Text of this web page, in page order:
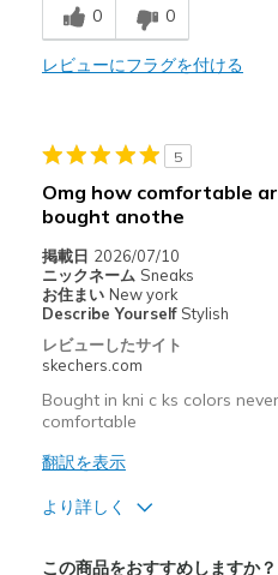
Casual Wear
Going Out
Width
Sizing
Feels true
View On Shoes
0 0
レビューにフラグを付ける
5
Omg how comfortable
bought anothe
掲載日 2026/07/10
ニックネーム Sneaks
お住まい New york
Describe Yourself Stylish
レビューしたサイト
skechers.com
Bought in kni c ks colors
comfortable
翻訳を表示
より詳しく
この商品をおすすめしますか？